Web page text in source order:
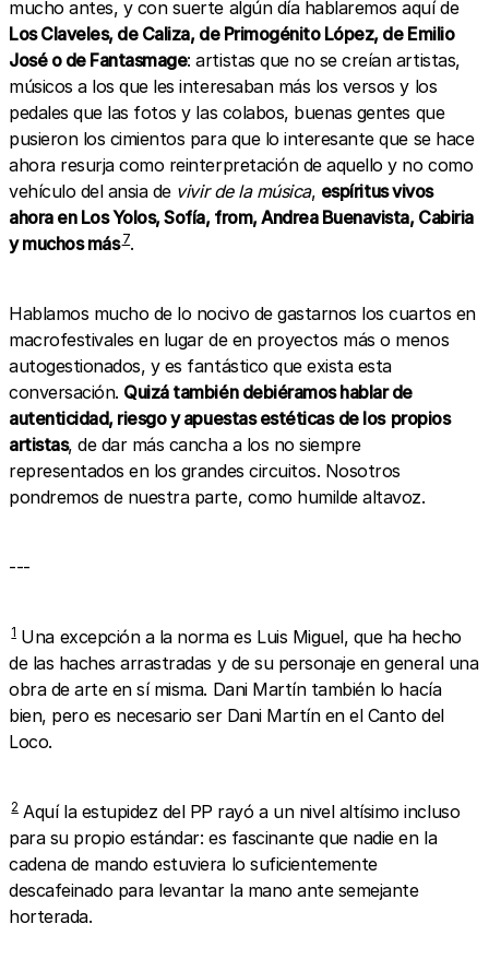
mucho antes, y con suerte algún día hablaremos aquí de
Los Claveles, de Caliza, de Primogénito López, de Emilio
José o de Fantasmage: artistas que no se creían artistas,
músicos a los que les interesaban más los versos y los
pedales que las fotos y las colabos, buenas gentes que
pusieron los cimientos para que lo interesante que se hace
ahora resurja como reinterpretación de aquello y no como
vehículo del ansia de vivir de la música, espíritus vivos
ahora en Los Yolos, Sofía, from, Andrea Buenavista, Cabiria
y muchos más 7.
Hablamos mucho de lo nocivo de gastarnos los cuartos en
macrofestivales en lugar de en proyectos más o menos
autogestionados, y es fantástico que exista esta
conversación. Quizá también debiéramos hablar de
autenticidad, riesgo y apuestas estéticas de los propios
artistas, de dar más cancha a los no siempre
representados en los grandes circuitos. Nosotros
pondremos de nuestra parte, como humilde altavoz.
---
1Una excepción a la norma es Luis Miguel, que ha hecho
de las haches arrastradas y de su personaje en general una
obra de arte en sí misma. Dani Martín también lo hacía
bien, pero es necesario ser Dani Martín en el Canto del
Loco.
2Aquí la estupidez del PP rayó a un nivel altísimo incluso
para su propio estándar: es fascinante que nadie en la
cadena de mando estuviera lo suficientemente
descafeinado para levantar la mano ante semejante
horterada.